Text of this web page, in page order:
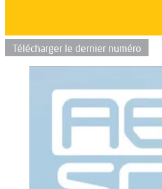
Télécharger le dernier numéro